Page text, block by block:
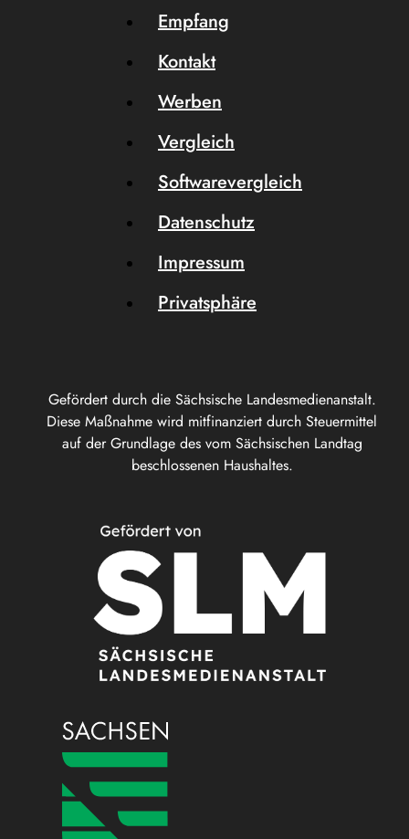
Gefördert durch die Sächsische Landesmedienanstalt.
Diese Maßnahme wird mitfinanziert durch Steuermittel
auf der Grundlage des vom Sächsischen Landtag
beschlossenen Haushaltes.
Empfang
Kontakt
Werben
Vergleich
Softwarevergleich
Datenschutz
Impressum
Privatsphäre